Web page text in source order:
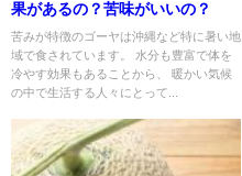
果があるの？苦味がいいの？
苦みが特徴のゴーヤは沖縄など特に暑い地
域で食されています。 水分も豊富で体を
冷やす効果もあることから、 暖かい気候
の中で生活する人々にとって...